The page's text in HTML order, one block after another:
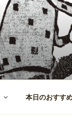
本日のおすす